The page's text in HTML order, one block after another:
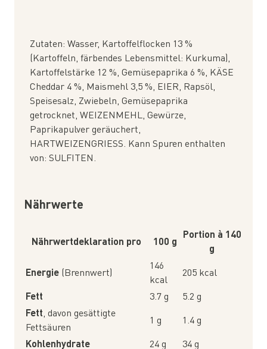
Zutaten: Wasser, Kartoffelflocken 13 %
(Kartoffeln, färbendes Lebensmittel: Kurkuma),
Kartoffelstärke 12 %, Gemüsepaprika 6 %, KÄSE
Cheddar 4 %, Maismehl 3,5 %, EIER, Rapsöl,
Speisesalz, Zwiebeln, Gemüsepaprika
getrocknet, WEIZENMEHL, Gewürze,
Paprikapulver geräuchert,
HARTWEIZENGRIESS. Kann Spuren enthalten
von: SULFITEN.
Nährwerte
Nährwertdeklaration pro 100 g
Portion à 140
g
Energie (Brennwert)
146
kcal
205 kcal
Fett
3.7 g
5.2 g
Fett , davon gesättigte
Fettsäuren
1 g
1.4 g
Kohlenhydrate
24 g 34 g